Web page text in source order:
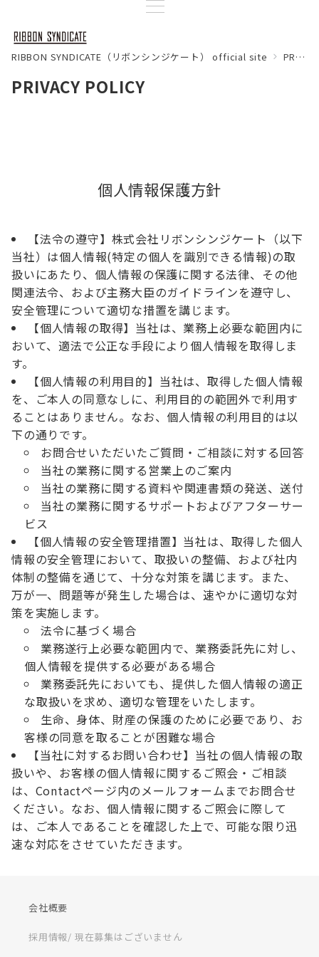
RIBBON SYNDICATE（リボンシンジケート） official site PRIVACY POLICY
PRIVACY POLICY
個人情報保護方針
【法令の遵守】株式会社リボンシンジケート（以下
当社）は個人情報(特定の個人を識別できる情報)の取
扱いにあたり、個人情報の保護に関する法律、その他
関連法令、および主務大臣のガイドラインを遵守し、
安全管理について適切な措置を講じます。
【個人情報の取得】当社は、業務上必要な範囲内に
おいて、適法で公正な手段により個人情報を取得しま
す。
【個人情報の利用目的】当社は、取得した個人情報
を、ご本人の同意なしに、利用目的の範囲外で利用す
ることはありません。なお、個人情報の利用目的は以
下の通りです。
お問合せいただいたご質問・ご相談に対する回答
当社の業務に関する営業上のご案内
当社の業務に関する資料や関連書類の発送、送付
当社の業務に関するサポートおよびアフターサー
ビス
【個人情報の安全管理措置】当社は、取得した個人
情報の安全管理において、取扱いの整備、および社内
体制の整備を通じて、十分な対策を講じます。また、
万が一、問題等が発生した場合は、速やかに適切な対
策を実施します。
法令に基づく場合
業務遂行上必要な範囲内で、業務委託先に対し、
個人情報を提供する必要がある場合
業務委託先においても、提供した個人情報の適正
な取扱いを求め、適切な管理をいたします。
生命、身体、財産の保護のために必要であり、お
客様の同意を取ることが困難な場合
【当社に対するお問い合わせ】当社の個人情報の取
扱いや、お客様の個人情報に関するご照会・ご相談
は、Contactページ内のメールフォームまでお問合せ
ください。なお、個人情報に関するご照会に際して
は、ご本人であることを確認した上で、可能な限り迅
速な対応をさせていただきます。
会社概要
採用情報/ 現在募集はございません